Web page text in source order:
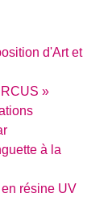
d'Art et
»
à la
résine UV